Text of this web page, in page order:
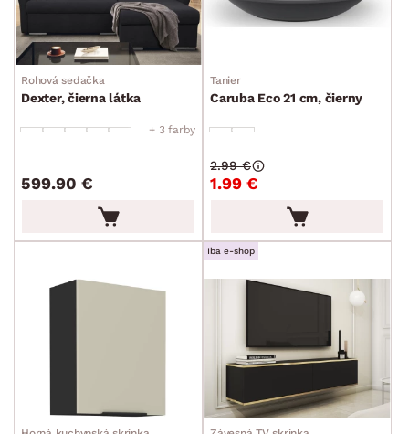
Rohová sedačka
Dexter, čierna látka
+ 3 farby
599.90 €
Tanier
Caruba Eco 21 cm, čierny
1.99 €
2.99 €
Iba e-shop